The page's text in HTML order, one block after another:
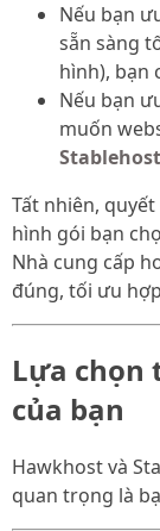
Nếu bạn
sẵn sàng
hình), bạn
Nếu bạn
muốn
Stablehost
Tất nhiên,
hình gói bạn
Nhà cung cấp
đúng, tối ưu
Lựa chọn
của bạn
Hawkhost và
quan trọng là